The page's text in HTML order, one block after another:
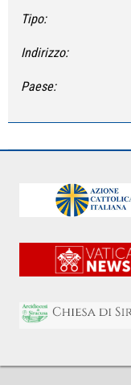
Tipo:
Indirizzo:
Paese: